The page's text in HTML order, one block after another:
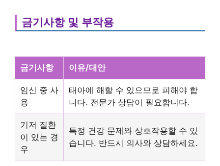
금기사항 및 부작용
금기사항 이유/대안
임신 중 사
용
태아에 해할 수 있으므로 피해야 합
니다. 전문가 상담이 필요합니다.
기저 질환
이 있는 경
우
특정 건강 문제와 상호작용할 수 있
습니다. 반드시 의사와 상담하세요.